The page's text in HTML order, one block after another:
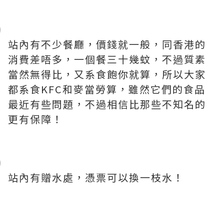
站內有不少餐廳，價錢就一般，同香港的
消費差唔多，一個餐三十幾蚊，不過質素
當然無得比，又系食飽你就算，所以大家
都系食KFC和麥當勞算，雖然它們的食品
最近有些問題，不過相信比那些不知名的
更有保障！
站內有贈水處，憑票可以換一枝水！